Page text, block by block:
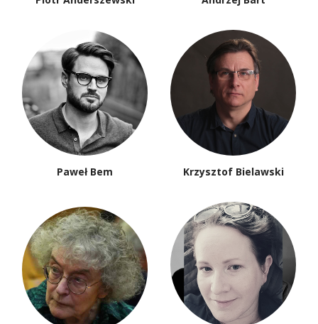
Paweł Bem Krzysztof Bielawski